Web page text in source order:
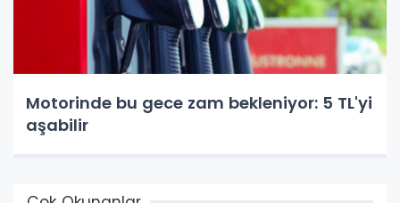
Motorinde bu gece zam bekleniyor: 5 TL'yi
aşabilir